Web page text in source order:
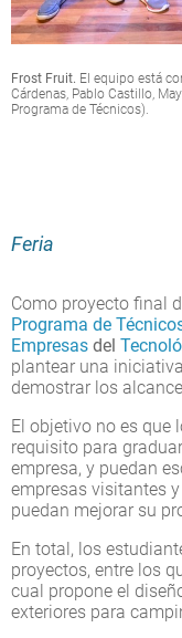
Frost Fruit. El equipo está
Cárdenas, Pablo Castillo,
Programa de Técnicos).
Feria
Como proyecto final
Programa de
Empresas del
plantear una
demostrar los
El objetivo no es que
requisito para
empresa, y puedan
empresas visitantes
puedan mejorar su
En total, los
proyectos, entre los
cual propone el
exteriores para